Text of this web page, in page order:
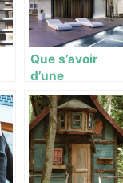
Que s’avoir
d’une
habitation
passive ?